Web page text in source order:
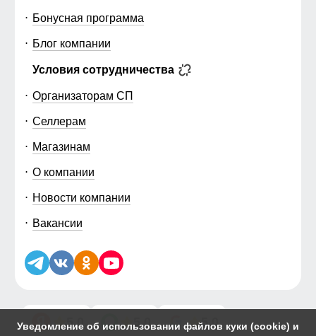
Уведомление об использовании файлов куки (cookie) и
Бонусная программа
Блог компании
Условия сотрудничества
Организаторам СП
Селлерам
Магазинам
О компании
Новости компании
Вакансии
5.0 5.0 5.0